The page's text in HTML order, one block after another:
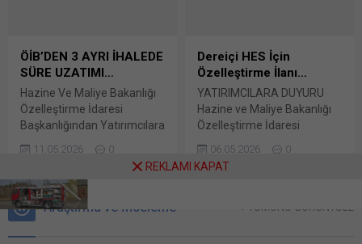
ilçelerindeki bazı
taşınmazların satışı
Antalya’daki 2 taşınmaz için
9 Haziran, Ankara, İzmir ve
Yalova’daki...
Kanun hükümleri
kapsamında “İşletme
Hakkının Verilmesi”
yöntemiyle
özelleştirilecektir.
Sözkonusu ihale duyurusu 6
Mayıs 2026 tarihli...
ÖİB’DEN 3 AYRI İHALEDE
SÜRE UZATIMI…
Hazine Ve Maliye Bakanlığı
Özelleştirme İdaresi
Başkanlığından Yatırımcılara
08/04/2026 tarihli Resmi
Gazete’de yayımlanarak
ihale ilanına çıkılan Maliye
Hazinesi adına kayıtlı
Antalya ili, Alanya ilçesi,
Kestel Mahallesi, 1106 ada 6
11.05.2026 0
Dereiçi HES İçin
Özelleştirme İlanı…
YATIRIMCILARA DUYURU
Hazine ve Maliye Bakanlığı
Özelleştirme İdaresi
ve Maliye Bakanlığı
Özelleştirme İdaresi
06.05.2026 0
Araştırma ve İnceleme + TÜMÜNÜ GÖRÜNTÜLE
REKLAMI KAPAT